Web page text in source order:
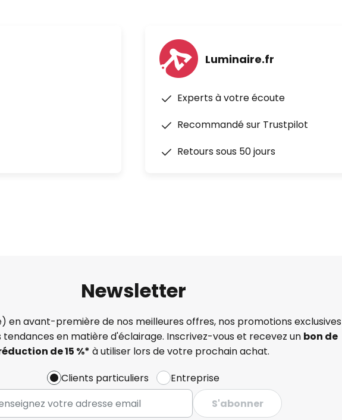
Luminaire.fr
Experts à votre écoute
Recommandé sur Trustpilot
Retours sous 50 jours
Newsletter
en avant-première de nos meilleures offres, nos promotions exclusives
tendances en matière d'éclairage. Inscrivez-vous et recevez un bon de
de 15 %* à utiliser lors de votre prochain achat.
Clients particuliers
Entreprise
S'abonner